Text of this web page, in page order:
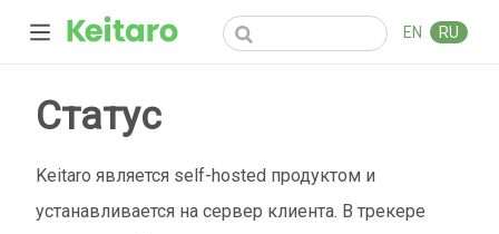
EN RU
Статус
Keitaro является self-hosted продуктом и
устанавливается на сервер клиента. В трекере